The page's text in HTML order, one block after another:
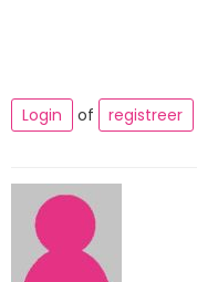
Login
of registreer